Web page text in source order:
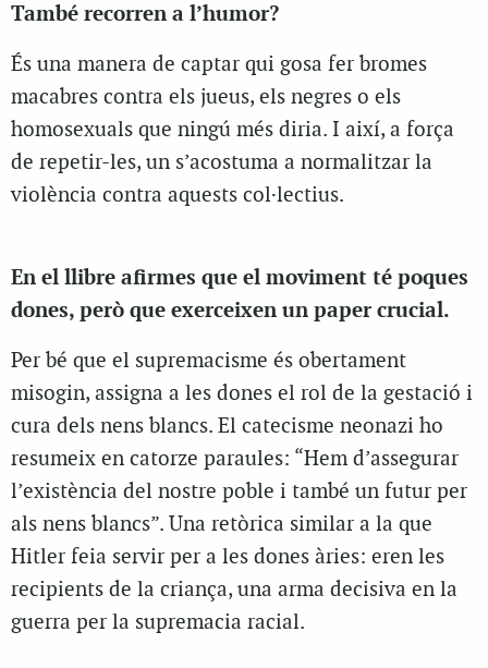
També recorren a l’humor?
És una manera de captar qui gosa fer bromes
macabres contra els jueus, els negres o els
homosexuals que ningú més diria. I així, a força
de repetir-les, un s’acostuma a normalitzar la
violència contra aquests col·lectius.
En el llibre afirmes que el moviment té poques
dones, però que exerceixen un paper crucial.
Per bé que el supremacisme és obertament
misogin, assigna a les dones el rol de la gestació i
cura dels nens blancs. El catecisme neonazi ho
resumeix en catorze paraules: “Hem d’assegurar
l’existència del nostre poble i també un futur per
als nens blancs”. Una retòrica similar a la que
Hitler feia servir per a les dones àries: eren les
recipients de la criança, una arma decisiva en la
guerra per la supremacia racial.